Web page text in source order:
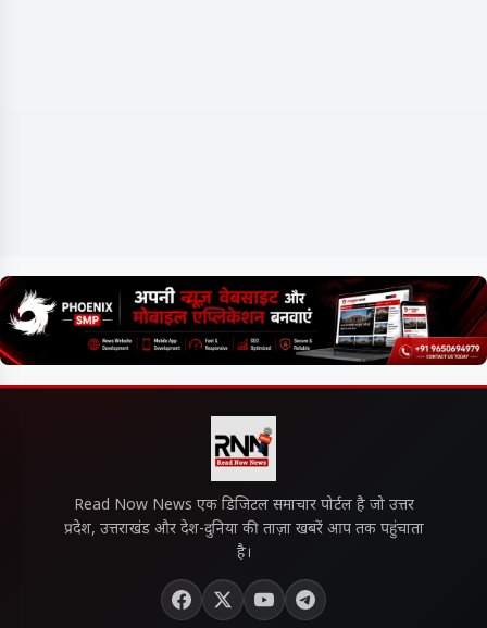
Read Now News एक डिजिटल समाचार पोर्टल है जो उत्तर
प्रदेश, उत्तराखंड और देश-दुनिया की ताज़ा खबरें आप तक पहुंचाता
है।